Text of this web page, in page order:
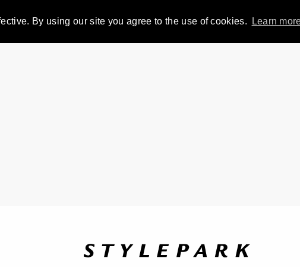
By using our site you agree to the use of cookies. Learn